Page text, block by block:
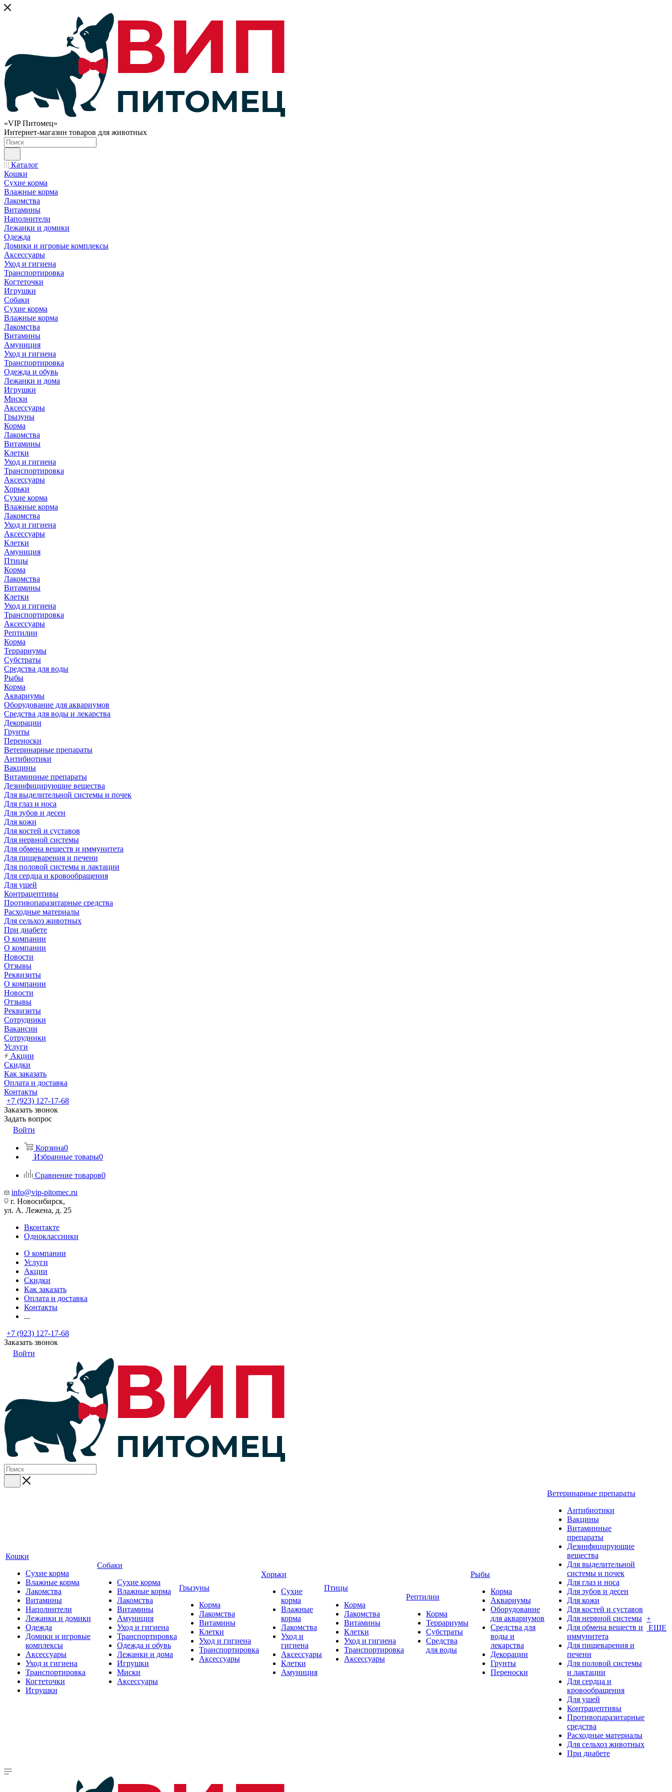
«VIP Питомец»
Интернет-магазин товаров для животных
Каталог
Кошки
Сухие корма
Влажные корма
Лакомства
Витамины
Наполнители
Лежанки и домики
Одежда
Домики и игровые комплексы
Аксессуары
Уход и гигиена
Транспортировка
Когтеточки
Игрушки
Собаки
Сухие корма
Влажные корма
Лакомства
Витамины
Амуниция
Уход и гигиена
Транспортировка
Одежда и обувь
Лежанки и дома
Игрушки
Миски
Аксессуары
Грызуны
Корма
Лакомства
Витамины
Клетки
Уход и гигиена
Транспортировка
Аксессуары
Хорьки
Сухие корма
Влажные корма
Лакомства
Уход и гигиена
Аксессуары
Клетки
Амуниция
Птицы
Корма
Лакомства
Витамины
Клетки
Уход и гигиена
Транспортировка
Аксессуары
Рептилии
Корма
Террариумы
Субстраты
Средства для воды
Рыбы
Корма
Аквариумы
Оборудование для аквариумов
Средства для воды и лекарства
Декорации
Грунты
Переноски
Ветеринарные препараты
Антибиотики
Вакцины
Витаминные препараты
Дезинфицирующие вещества
Для выделительной системы и почек
Для глаз и носа
Для зубов и десен
Для кожи
Для костей и суставов
Для нервной системы
Для обмена веществ и иммунитета
Для пищеварения и печени
Для половой системы и лактации
Для сердца и кровообращения
Для ушей
Контрацептивы
Противопаразитарные средства
Расходные материалы
Для сельхоз животных
При диабете
О компании
О компании
Новости
Отзывы
Реквизиты
О компании
Новости
Отзывы
Реквизиты
Сотрудники
Вакансии
Сотрудники
Услуги
Акции
Скидки
Как заказать
Оплата и доставка
Контакты
+7 (923) 127-17-68
Заказать звонок
Задать вопрос
Войти
Корзина0
Избранные товары0
Сравнение товаров0
info@vip-pitomec.ru
г. Новосибирск,
ул. А. Лежена, д. 25
Вконтакте
Одноклассники
О компании
Услуги
Акции
Скидки
Как заказать
Оплата и доставка
Контакты
...
+7 (923) 127-17-68
Заказать звонок
Войти
Кошки
Сухие корма
Влажные корма
Лакомства
Витамины
Наполнители
Лежанки и домики
Одежда
Домики и игровые
комплексы
Аксессуары
Уход и гигиена
Транспортировка
Когтеточки
Игрушки
Собаки
Сухие корма
Влажные корма
Лакомства
Витамины
Амуниция
Уход и гигиена
Транспортировка
Одежда и обувь
Лежанки и дома
Игрушки
Миски
Аксессуары
Грызуны
Корма
Лакомства
Витамины
Клетки
Уход и гигиена
Транспортировка
Аксессуары
Хорьки
Сухие
корма
Влажные
корма
Лакомства
Уход и
гигиена
Аксессуары
Клетки
Амуниция
Птицы
Корма
Лакомства
Витамины
Клетки
Уход и гигиена
Транспортировка
Аксессуары
Рептилии
Корма
Террариумы
Субстраты
Средства
для воды
Рыбы
Корма
Аквариумы
Оборудование
для аквариумов
Средства для
воды и
лекарства
Декорации
Грунты
Переноски
Ветеринарные препараты
Антибиотики
Вакцины
Витаминные
препараты
Дезинфицирующие
вещества
Для выделительной
системы и почек
Для глаз и носа
Для зубов и десен
Для кожи
Для костей и суставов
Для нервной системы
Для обмена веществ и
иммунитета
Для пищеварения и
печени
Для половой системы
и лактации
Для сердца и
кровообращения
Для ушей
Контрацептивы
Противопаразитарные
средства
Расходные материалы
Для сельхоз животных
При диабете
+
ЕЩЕ